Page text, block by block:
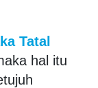
Tatal
hal itu